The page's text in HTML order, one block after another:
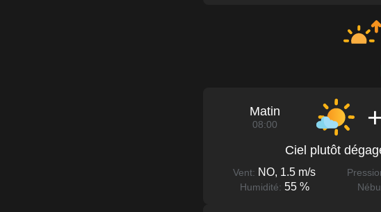
Matin
08:00
Ciel plutôt
Vent: NO, 1.5 m/s
Humidité: 55 %